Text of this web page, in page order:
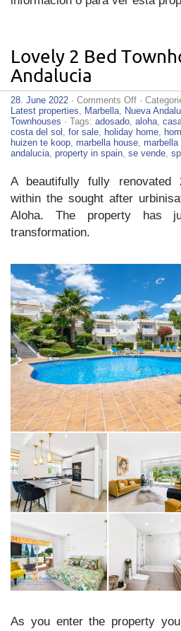
Lovely 2 Bed
Andalucia
28. June 2022 · Comments Offon
Lovely
2
Bed
Townhouse
–
·
Latest properties
Marbella Nueva
Townhouses · Tags: adosado aloha
costa del sol
for sale holiday home
huizen te koop marbella house marbella
andalucia property in spain se vende
A beautifully fully renovated
within the sought after
Aloha. The property has
transformation.
As you enter the property